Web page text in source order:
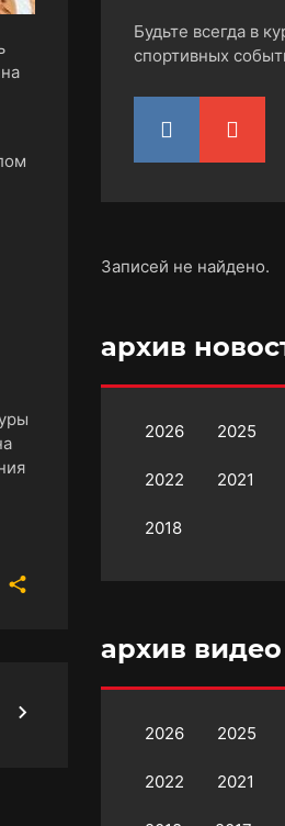
Будьте всегда в
спортивных
Записей не найдено.
архив
2026 2025
2022 2021
2018
архив видео
2026 2025
2022 2021